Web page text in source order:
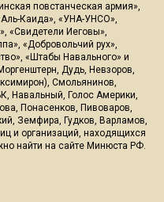
повстанческая армия»,
Каида», «УНА-УНСО»,
«Свидетели Иеговы»,
«Добровольчий рух»,
«Штабы Навального» и
Дудь, Невзоров,
Смольянинов,
Навальный, Голос Америки,
Понасенков, Пивоваров,
Земфира, Гудков, Варламов,
и организаций, находящихся
найти на сайте Минюста РФ.